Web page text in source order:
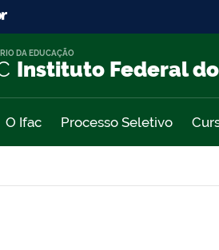
Instituto Federal
DA EDUCAÇÃO
O Ifac Processo Seletivo